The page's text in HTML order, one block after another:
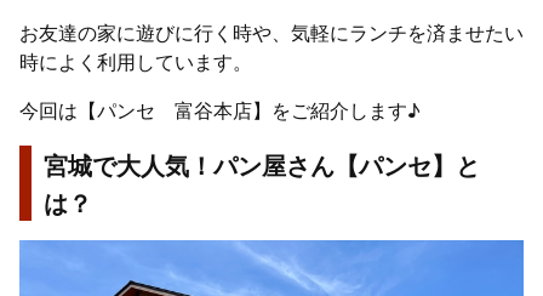
お友達の家に遊びに行く時や、気軽にランチを済ませたい
時によく利用しています。
今回は【パンセ 富谷本店】をご紹介します♪
宮城で大人気！パン屋さん【パンセ】と
は？